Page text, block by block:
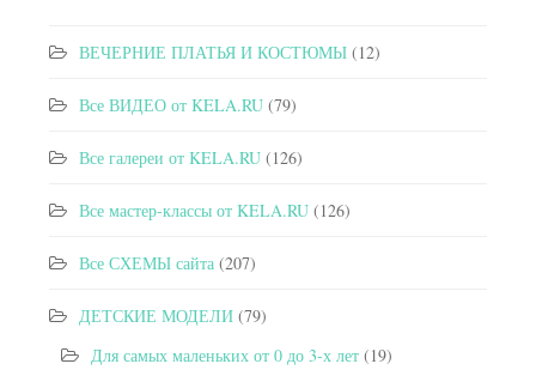
ВЕЧЕРНИЕ ПЛАТЬЯ И КОСТЮМЫ (12)
Все ВИДЕО от KELA.RU (79)
Все галереи от KELA.RU (126)
Все мастер-классы от KELA.RU (126)
Все СХЕМЫ сайта (207)
ДЕТСКИЕ МОДЕЛИ (79)
Для самых маленьких от 0 до 3-х лет (19)